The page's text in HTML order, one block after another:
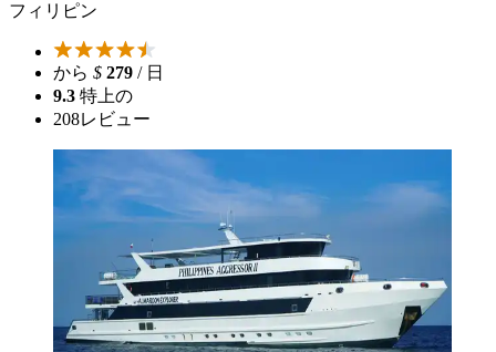
フィリピン
から $ 279 / 日
9.3 特上の
208レビュー